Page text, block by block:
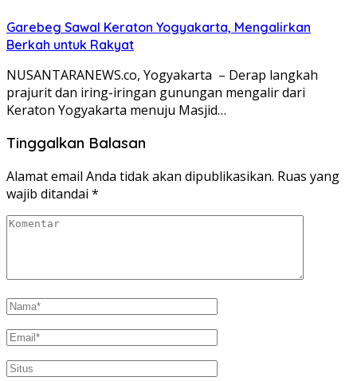
Garebeg Sawal Keraton Yogyakarta, Mengalirkan
Berkah untuk Rakyat
NUSANTARANEWS.co, Yogyakarta – Derap langkah
prajurit dan iring-iringan gunungan mengalir dari
Keraton Yogyakarta menuju Masjid…
Tinggalkan Balasan
Alamat email Anda tidak akan dipublikasikan. Ruas yang
wajib ditandai *